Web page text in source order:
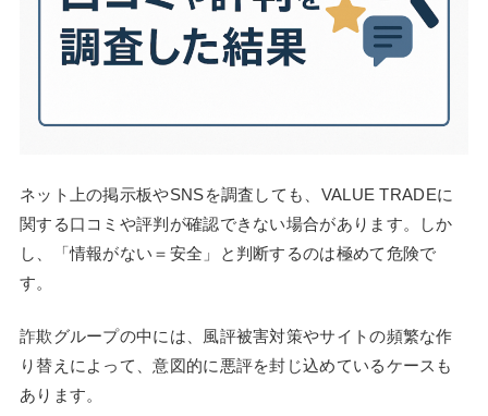
ネット上の掲示板やSNSを調査しても、VALUE TRADEに
関する口コミや評判が確認できない場合があります。しか
し、「情報がない＝安全」と判断するのは極めて危険で
す。
詐欺グループの中には、風評被害対策やサイトの頻繁な作
り替えによって、意図的に悪評を封じ込めているケースも
あります。